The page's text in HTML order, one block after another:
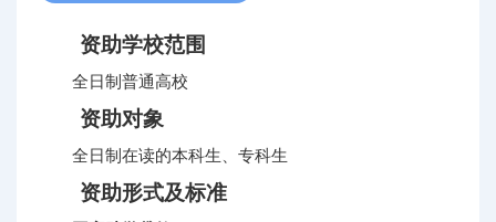
资助学校范围
全日制普通高校
资助对象
全日制在读的本科生、专科生
资助形式及标准